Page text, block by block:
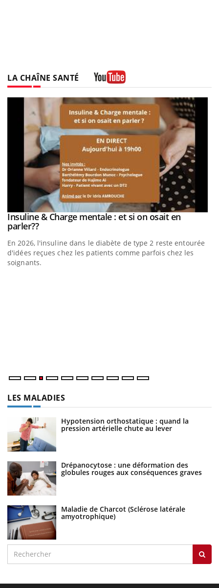
LA CHAÎNE SANTÉ
Youtube
Insuline & Charge mentale : et si on osait en
parler??Youtube
En 2026, l'insuline dans le diabète de type 2 reste entourée
d'idées reçues chez les patients comme parfois chez les
soignants.
LES MALADIES
Hypotension orthostatique : quand la
pression artérielle chute au lever
Drépanocytose : une déformation des
globules rouges aux conséquences graves
Maladie de Charcot (Sclérose latérale
amyotrophique)